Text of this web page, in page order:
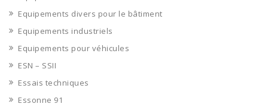
Equipements divers pour le bâtiment
Equipements industriels
Equipements pour véhicules
ESN – SSII
Essais techniques
Essonne 91